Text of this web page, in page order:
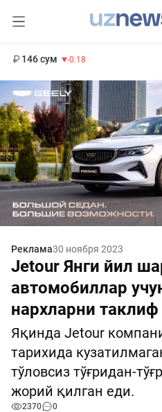
146 сум -0.18
Реклама30 ноября 2023
Jetour Янги йил
автомобиллар
нархларни
Яқинда Jetour
тарихида
тўловсиз тўғридан-
жорий қилган еди.
2370 0